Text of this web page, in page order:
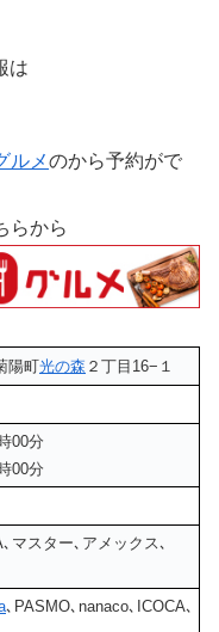
は
ルメのから予約がで
らから
陽町光の森 ２丁目16−１
00分
00分
マスター､アメックス､
､PASMO､nanaco､ICOCA､